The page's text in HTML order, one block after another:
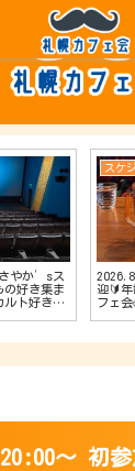
やか’sス
の好き集ま
ルト好きカ
スケ
迎🔰年
フェ会
〜 初